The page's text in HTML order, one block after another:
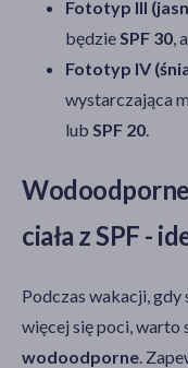
Fototyp III
będzie SPF 30 ,
Fototyp IV
wystarczająca
lub SPF 20
ciała z SPF -
Podczas wakacji,
więcej się poci, warto
wodoodporne .